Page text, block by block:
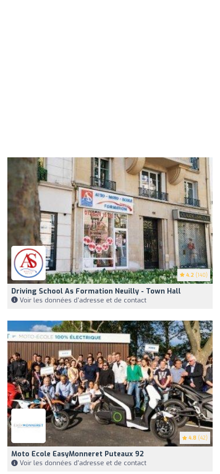
4.2 (140)
Driving School As Formation Neuilly - Town Hall
Voir les données d'adresse et de contact
4.8 (42)
Moto Ecole EasyMonneret Puteaux 92
Voir les données d'adresse et de contact